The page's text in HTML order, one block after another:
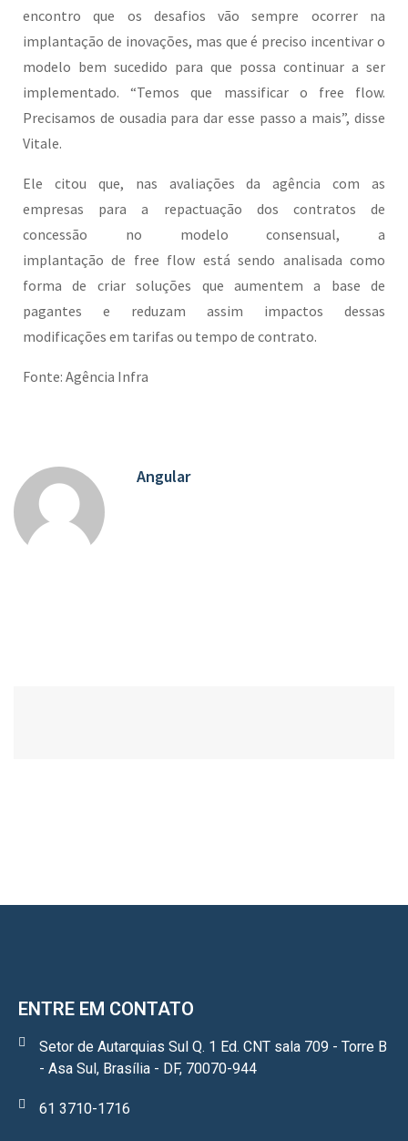
encontro que os desafios vão sempre ocorrer na
implantação de inovações, mas que é preciso incentivar o
modelo bem sucedido para que possa continuar a ser
implementado. “Temos que massificar o free flow.
Precisamos de ousadia para dar esse passo a mais”, disse
Vitale.
Ele citou que, nas avaliações da agência com as
empresas para a repactuação dos contratos de
concessão no modelo consensual, a
implantação de free flow está sendo analisada como
forma de criar soluções que aumentem a base de
pagantes e reduzam assim impactos dessas
modificações em tarifas ou tempo de contrato.
Fonte: Agência Infra
Angular
ENTRE EM CONTATO
Setor de Autarquias Sul Q. 1 Ed. CNT sala 709 - Torre B
- Asa Sul, Brasília - DF, 70070-944
61 3710-1716